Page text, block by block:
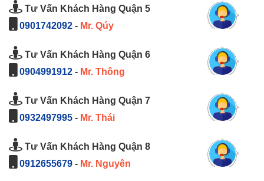
Tư Vấn Khách Hàng Quận 5
0901742092 - Mr. Qúy
Tư Vấn Khách Hàng Quận 6
0904991912 - Mr. Thông
Tư Vấn Khách Hàng Quận 7
0932497995 - Mr. Thái
Tư Vấn Khách Hàng Quận 8
0912655679 - Mr. Nguyên